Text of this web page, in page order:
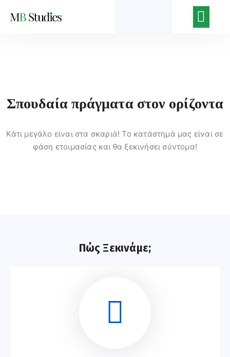
Σπουδαία πράγματα στον ορίζοντα
Κάτι μεγάλο είναι στα σκαριά! Το κατάστημά μας είναι σε
φάση ετοιμασίας και θα ξεκινήσει σύντομα!
Πώς Ξεκινάμε;